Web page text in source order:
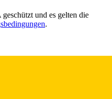
und es gelten die
.